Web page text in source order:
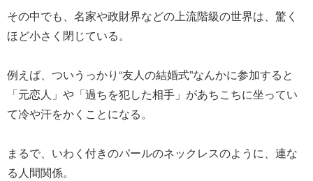
その中でも、名家や政財界などの上流階級の世界は、驚く
ほど小さく閉じている。
例えば、ついうっかり“友人の結婚式”なんかに参加すると
「元恋人」や「過ちを犯した相手」があちこちに坐ってい
て冷や汗をかくことになる。
まるで、いわく付きのパールのネックレスのように、連な
る人間関係。